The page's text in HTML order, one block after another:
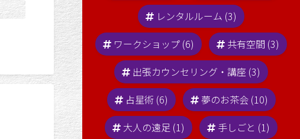
骨コン☆２月の開催♪の
レンタルルーム (3)
ワークショップ (6)
共有空間 (3)
出張カウンセリング・講座 (3)
占星術 (6)
夢のお茶会 (10)
大人の遠足 (1)
手しごと (1)